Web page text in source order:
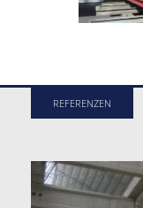
REFERENZEN